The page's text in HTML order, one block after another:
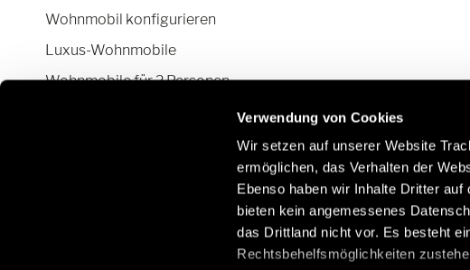
Verwendung von Cookies
Wir setzen auf unserer Website
ermöglichen, das Verhalten der
Ebenso haben wir Inhalte Dritter
bieten kein angemessenes
das Drittland nicht vor. Es besteht
Rechtsbehelfsmöglichkeiten
Wohnmobil konfigurieren
Luxus-Wohnmobile
Wohnmobile für 2 Personen
Bleiben Sie mit uns über soziale Netzwerke in
Erfahren
/de/de/
und-